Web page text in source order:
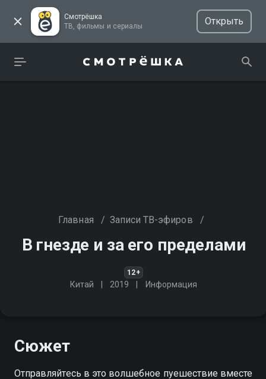
Смотрёшка
ТВ, фильмы и сериалы
Открыть
Главная / Записи ТВ-эфиров /
В гнезде и за его пределами
12+
Китай 2019 Информация
Сюжет
Отправляйтесь в это волшебное пуешествие вместе